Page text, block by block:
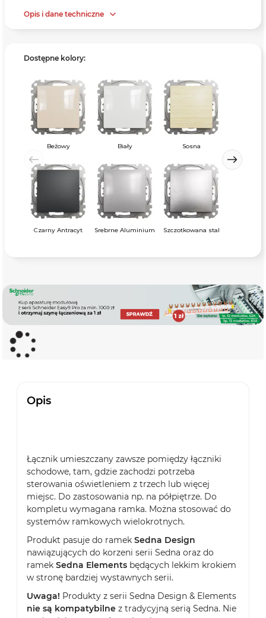
Opis i dane techniczne
Dostępne kolory:
Beżowy Biały Sosna
Czarny Antracyt Srebrne Aluminium Szczotkowana stal
Opis
Łącznik umieszczany zawsze pomiędzy łączniki
schodowe, tam, gdzie zachodzi potrzeba
sterowania oświetleniem z trzech lub więcej
miejsc. Do zastosowania np. na półpiętrze. Do
kompletu wymagana ramka. Można stosować do
systemów ramkowych wielokrotnych.
Produkt pasuje do ramek Sedna Design
nawiązujących do korzeni serii Sedna oraz do
ramek Sedna Elements będących lekkim krokiem
w stronę bardziej wystawnych serii.
Uwaga! Produkty z serii Sedna Design & Elements
nie są kompatybilne z tradycyjną serią Sedna. Nie